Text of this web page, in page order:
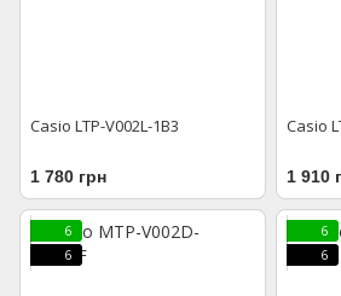
Casio LTP-V002L-1B3
1 780 грн
Casio
1 910
6
6
6
6